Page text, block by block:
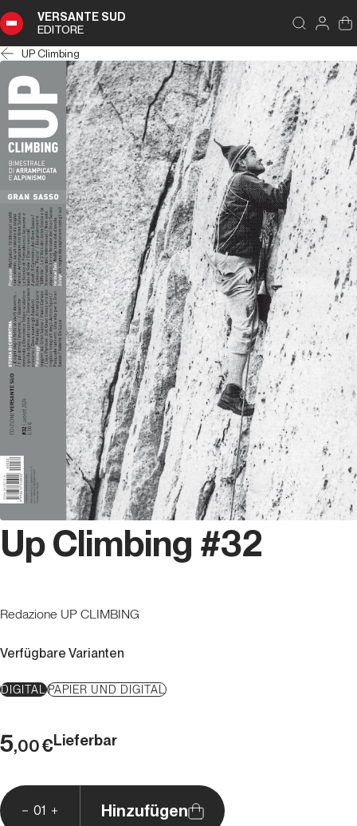
VERSANTE SUD
EDITORE
UP Climbing
Up Climbing #32
Redazione UP CLIMBING
Verfügbare Varianten
DIGITALPAPIER UND DIGITAL
5,00€Lieferbar
01 Hinzufügen